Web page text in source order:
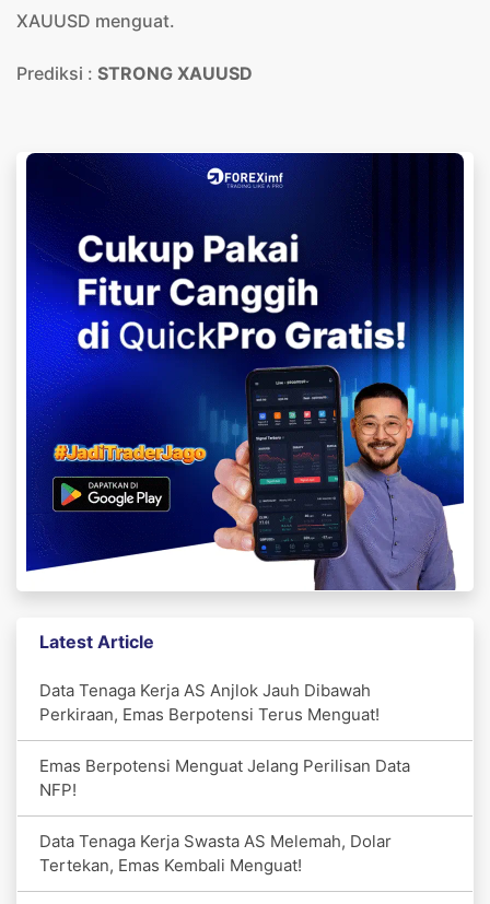
XAUUSD menguat.
Prediksi : STRONG XAUUSD
Latest Article
Data Tenaga Kerja AS Anjlok Jauh Dibawah
Perkiraan, Emas Berpotensi Terus Menguat!
Emas Berpotensi Menguat Jelang Perilisan Data
NFP!
Data Tenaga Kerja Swasta AS Melemah, Dolar
Tertekan, Emas Kembali Menguat!